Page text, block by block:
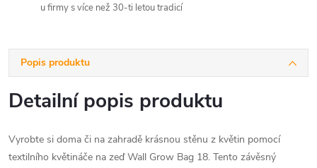
u firmy s více než 30-ti letou tradicí
Popis produktu
Detailní popis produktu
Vyrobte si doma či na zahradě krásnou stěnu z květin pomocí
textilního květináče na zeď Wall Grow Bag 18. Tento závěsný